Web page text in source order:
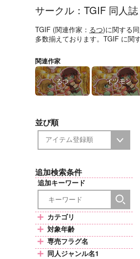
サークル：TGIF 同人
TGIF (関連作家： るつ)に関する
多数揃えております。TGIF に関
関連作家
るつ イツモン
並び順
追加検索条件
追加キーワード
カテゴリ
対象年齢
専売フラグ名
同人ジャンル名1